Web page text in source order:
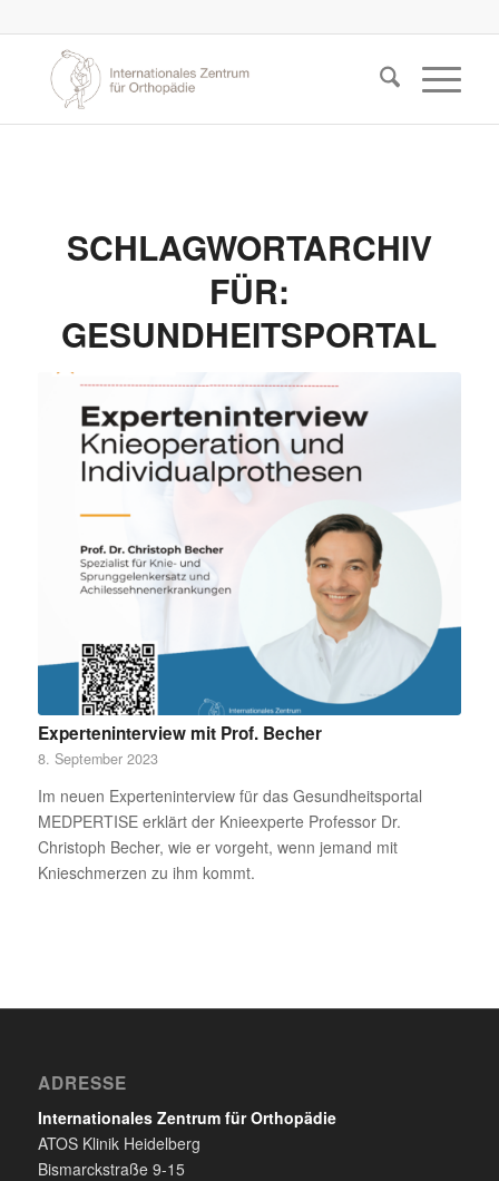
SCHLAGWORTARCHIV
FÜR:
GESUNDHEITSPORTAL
Experteninterview mit Prof. Becher
8. September 2023
Im neuen Experteninterview für das Gesundheitsportal
MEDPERTISE erklärt der Knieexperte Professor Dr.
Christoph Becher, wie er vorgeht, wenn jemand mit
Knieschmerzen zu ihm kommt.
ADRESSE
Internationales Zentrum für Orthopädie
ATOS Klinik Heidelberg
Bismarckstraße 9-15